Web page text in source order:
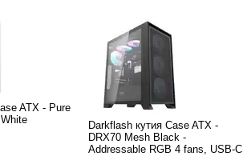
ATX - Pure
Darkflash кутия Case ATX -
DRX70 Mesh Black -
Addressable RGB 4 fans, USB-C